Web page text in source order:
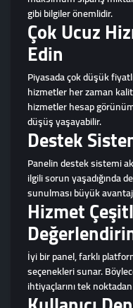
gibi bilgiler önemlidir.
Çok Ucuz
Edin
Piyasada çok düşük
hizmetler her zaman
hizmetler hesap
düşüş yaşayabilir.
Destek
Panelin destek sistemi
ilgili sorun yaşadığında
sunulması büyük
Hizmet
İyi bir panel, farklı
seçenekleri sunar.
ihtiyaçlarını tek